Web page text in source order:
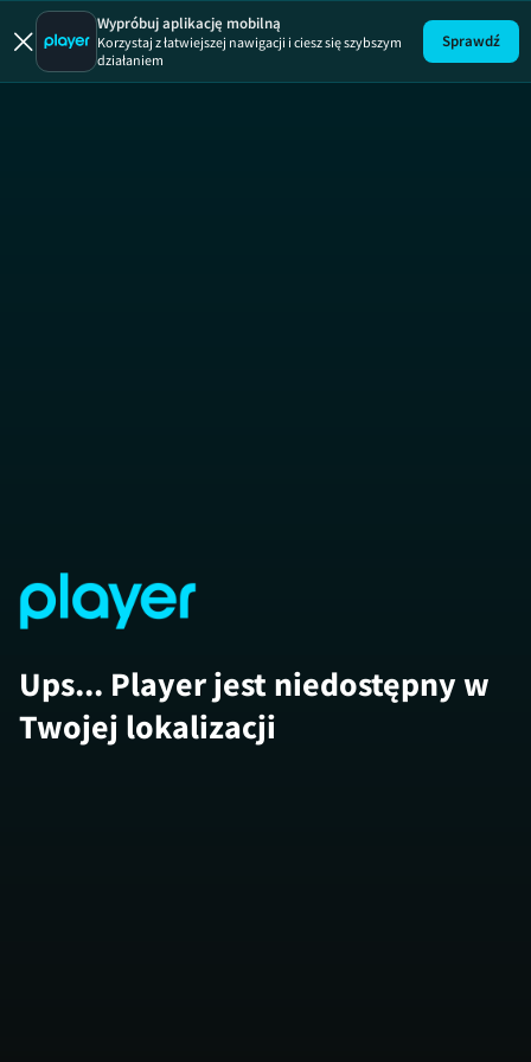
Wypad z kraju
Wypróbuj aplikację mobilną
Korzystaj z łatwiejszej nawigacji i ciesz się szybszym
działaniem
Sprawdź
Ups... Player jest niedostępny w
Twojej lokalizacji